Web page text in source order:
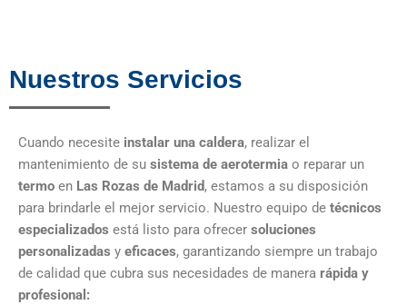
Nuestros Servicios
Cuando necesite instalar una caldera, realizar el
mantenimiento de su sistema de aerotermia o reparar un
termo en Las Rozas de Madrid, estamos a su disposición
para brindarle el mejor servicio. Nuestro equipo de técnicos
especializados está listo para ofrecer soluciones
personalizadas y eficaces, garantizando siempre un trabajo
de calidad que cubra sus necesidades de manera rápida y
profesional: